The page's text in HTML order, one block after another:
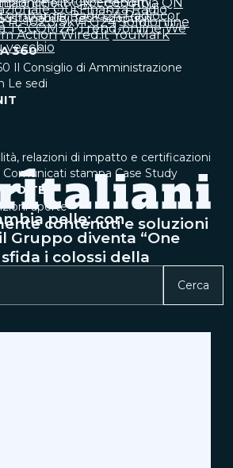
Tech adoption
360°
Il Consiglio di Amministrazione
Le sedi
relazioni di impatto e certificazioni
Comunicati stampa Case Study
TE
aperte
contenuti e soluzioni
Cerca
Qui Finanza Radio
Radio24 Radiocor
102.5 SkyTG24 Soldionline
TGCOM24 Trend-online We
Action Wired.it YouMark
vecchio
pelle: con
Gruppo diventa “One
i colossi della